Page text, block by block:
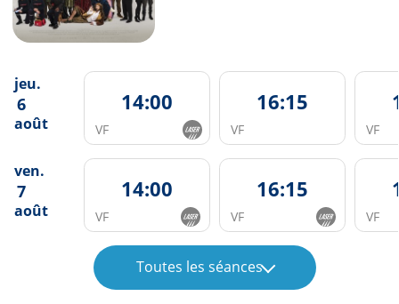
jeu.
6
août
14:00
VF
16:15
VF VF
ven.
7
août
14:00
VF
16:15
VF VF
Toutes les séances